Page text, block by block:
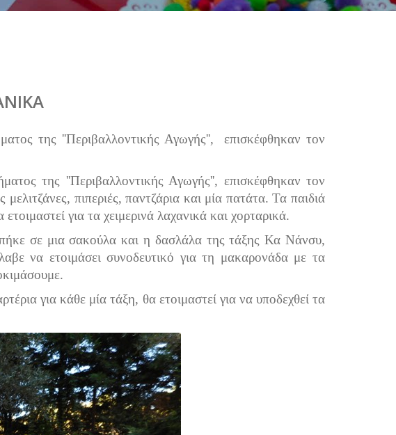
της ''Περιβαλλοντικής Αγωγής'', επισκέφθηκαν τον
της ''Περιβαλλοντικής Αγωγής'', επισκέφθηκαν τον
πιπεριές, παντζάρια και μία πατάτα. Τα παιδιά
για τα χειμερινά λαχανικά και χορταρικά.
σε μια σακούλα και η δασλάλα της τάξης Κα Νάνσυ,
να ετοιμάσει συνοδευτικό για τη μακαρονάδα με τα
για κάθε μία τάξη, θα ετοιμαστεί για να υποδεχθεί τα